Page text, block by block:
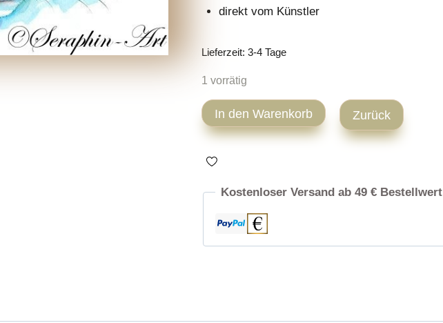
direkt vom Künstler
Lieferzeit: 3-4 Tage
1 vorrätig
Tabby
Katze
Zeichnung
In den Warenkorb Zurück
Kostenloser Versand ab 49 € Bestellwert